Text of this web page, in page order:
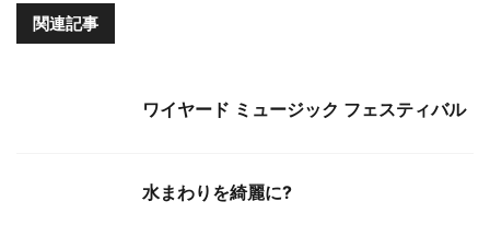
関連記事
ワイヤード ミュージック フェスティバル
水まわりを綺麗に?